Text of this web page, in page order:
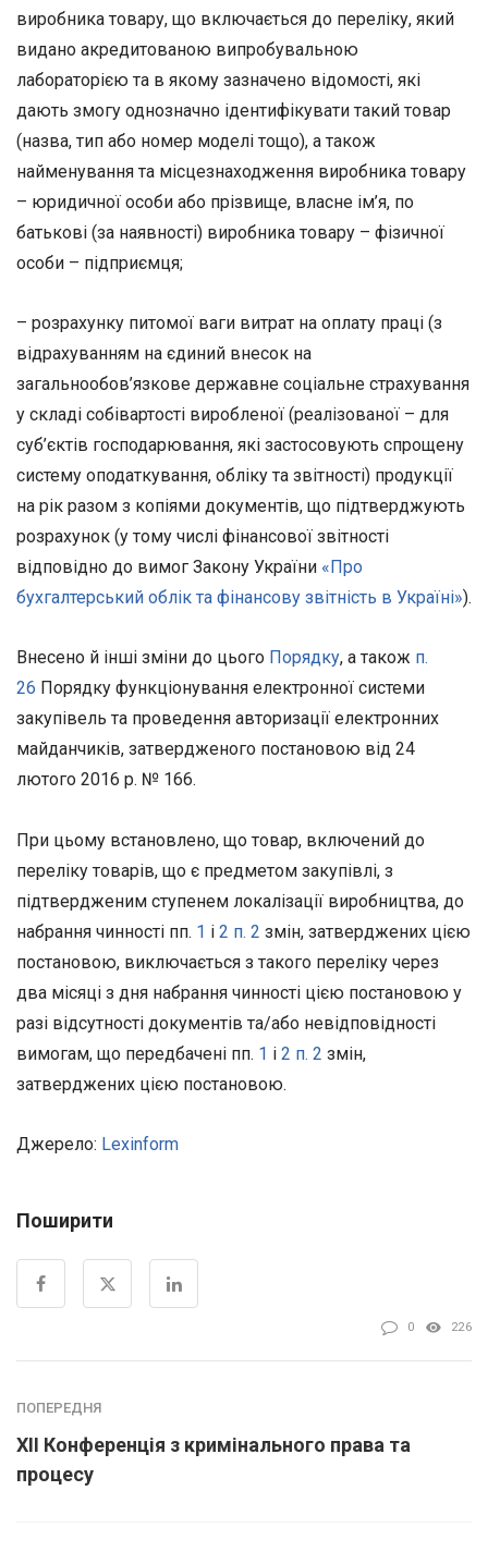
виробника товару, що включається до переліку, який
видано акредитованою випробувальною
лабораторією та в якому зазначено відомості, які
дають змогу однозначно ідентифікувати такий товар
(назва, тип або номер моделі тощо), а також
найменування та місцезнаходження виробника товару
– юридичної особи або прізвище, власне ім’я, по
батькові (за наявності) виробника товару – фізичної
особи – підприємця;
– розрахунку питомої ваги витрат на оплату праці (з
відрахуванням на єдиний внесок на
загальнообов’язкове державне соціальне страхування
у складі собівартості виробленої (реалізованої – для
суб’єктів господарювання, які застосовують спрощену
систему оподаткування, обліку та звітності) продукції
на рік разом з копіями документів, що підтверджують
розрахунок (у тому числі фінансової звітності
відповідно до вимог Закону України «Про
бухгалтерський облік та фінансову звітність в Україні»).
Внесено й інші зміни до цього Порядку, а також п.
26 Порядку функціонування електронної системи
закупівель та проведення авторизації електронних
майданчиків, затвердженого постановою від 24
лютого 2016 р. № 166.
При цьому встановлено, що товар, включений до
переліку товарів, що є предметом закупівлі, з
підтвердженим ступенем локалізації виробництва, до
набрання чинності пп. 1 і 2 п. 2 змін, затверджених цією
постановою, виключається з такого переліку через
два місяці з дня набрання чинності цією постановою у
разі відсутності документів та/або невідповідності
вимогам, що передбачені пп. 1 і 2 п. 2 змін,
затверджених цією постановою.
Джерело: Lexinform
Поширити
0 226
ПОПЕРЕДНЯ
XII Конференція з кримінального права та
процесу